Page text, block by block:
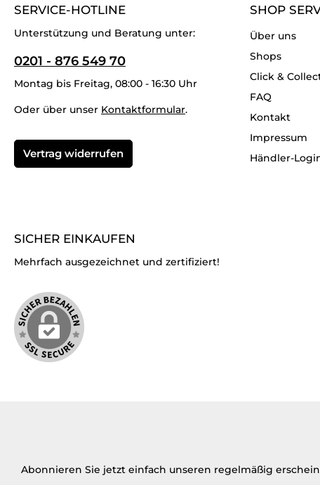
SERVICE-HOTLINE
Unterstützung und Beratung unter:
0201 - 876 549 70
Montag bis Freitag, 08:00 - 16:30 Uhr
Oder über unser Kontaktformular.
Vertrag widerrufen
SHOP
Über uns
Shops
Click &
FAQ
Kontakt
Impressum
Händler-
SICHER EINKAUFEN
Mehrfach ausgezeichnet und zertifiziert!
Abonnieren Sie jetzt einfach unseren regelmäßig